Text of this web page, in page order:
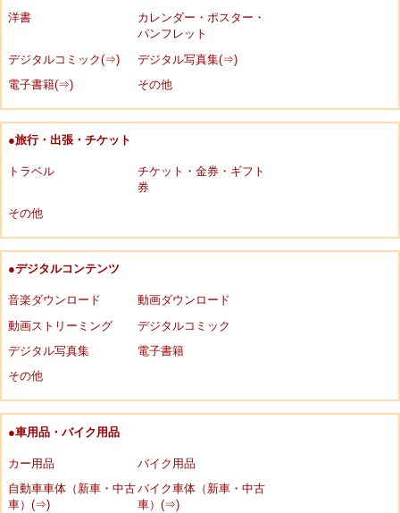
洋書
カレンダー・ポスター・
パンフレット
デジタルコミック(⇒)
デジタル写真集(⇒)
電子書籍(⇒)
その他
●旅行・出張・チケット
トラベル
チケット・金券・ギフト
券
その他
●デジタルコンテンツ
音楽ダウンロード
動画ダウンロード
動画ストリーミング
デジタルコミック
デジタル写真集
電子書籍
その他
●車用品・バイク用品
カー用品
バイク用品
自動車車体（新車・中古
車）(⇒)
バイク車体（新車・中古
車）(⇒)